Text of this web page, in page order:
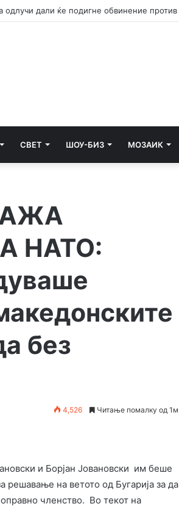
СВЕТ ШОУ-БИЗ МОЗАИК
НАТО:
без
4,526 Читање помалку од 1м
и Борјан Јовановски им беше
решавање на ветото од Бугарија за да
членство. Во текот на